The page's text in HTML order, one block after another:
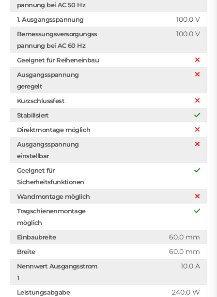
pannung bei AC 50 Hz
1. Ausgangsspannung 100.0 V
Bemessungsversorgungss
pannung bei AC 60 Hz
100.0 V
Geeignet für Reiheneinbau
Ausgangsspannung
geregelt
Kurzschlussfest
Stabilisiert
Direktmontage möglich
Ausgangsspannung
einstellbar
Geeignet für
Sicherheitsfunktionen
Wandmontage möglich
Tragschienenmontage
möglich
Einbaubreite
60.0 mm
Breite 60.0 mm
Nennwert Ausgangsstrom
1
10.0 A
Leistungsabgabe 240.0 W